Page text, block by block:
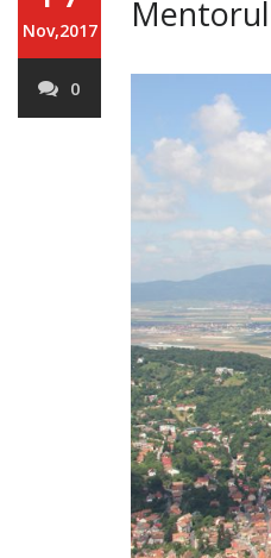
Nov,2017
0